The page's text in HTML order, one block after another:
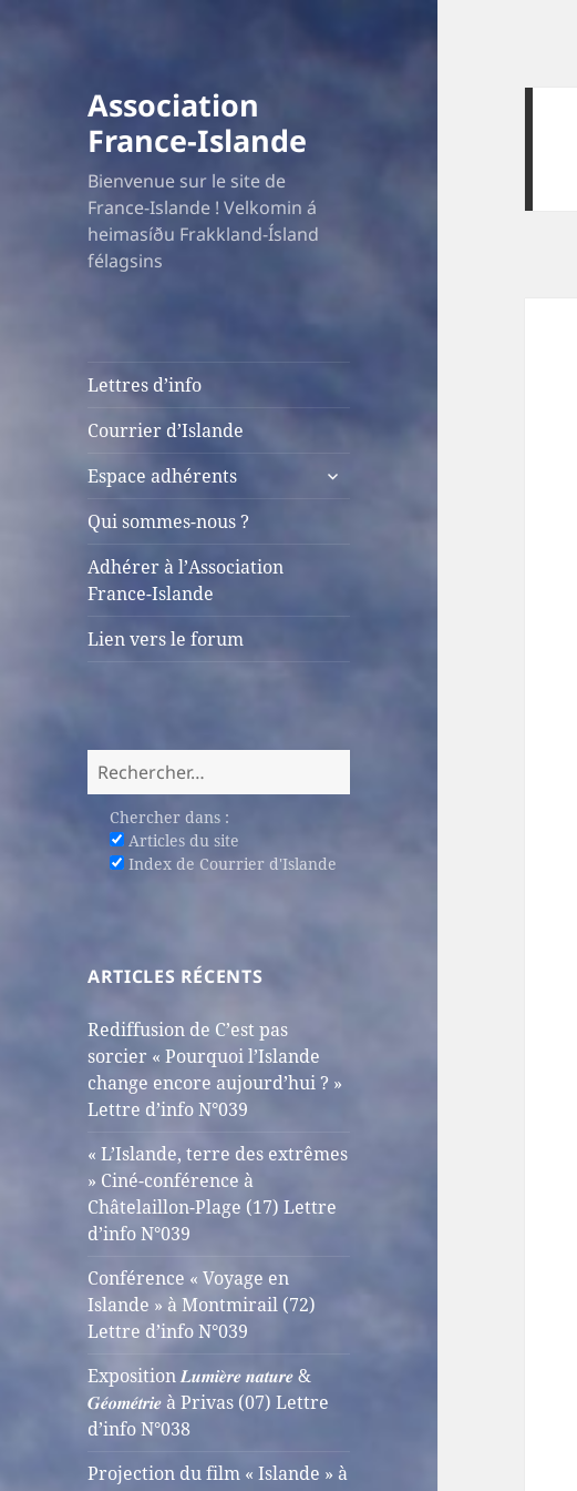
Association
France-Islande
Bienvenue sur le site de
France-Islande ! Velkomin á
heimasíðu Frakkland-Ísland
félagsins
Lettres d’info
Courrier d’Islande
Espace adhérents
ouvrir
Qui sommes-nous ?
Adhérer à l’Association
France-Islande
Lien vers le forum
Rechercher :
Chercher dans :
Articles du site
Index de Courrier d'Islande
ARTICLES RÉCENTS
Rediffusion de C’est pas
sorcier « Pourquoi l’Islande
change encore aujourd’hui ? »
Lettre d’info N°039
« L’Islande, terre des extrêmes
» Ciné-conférence à
Châtelaillon-Plage (17) Lettre
d’info N°039
Conférence « Voyage en
Islande » à Montmirail (72)
Lettre d’info N°039
Exposition 𝑳𝒖𝒎𝒊𝒆̀𝒓𝒆 𝒏𝒂𝒕𝒖𝒓𝒆 &
𝑮𝒆́𝒐𝒎𝒆́𝒕𝒓𝒊𝒆 à Privas (07) Lettre
d’info N°038
Projection du film « Islande » à